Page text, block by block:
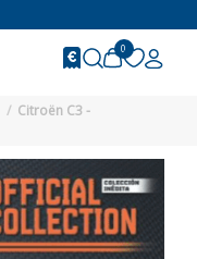
0
Citroën C3 -